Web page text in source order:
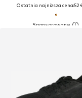
Ostatnia najniższa cena: